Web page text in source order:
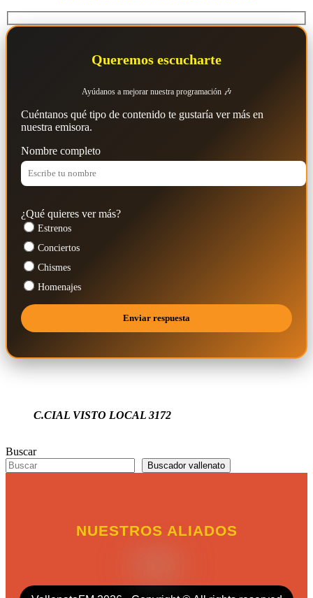
Queremos escucharte
Ayúdanos a mejorar nuestra programación 🎶
Cuéntanos qué tipo de contenido te gustaría ver más en
nuestra emisora.
Nombre completo
¿Qué quieres ver más?
Estrenos
Conciertos
Chismes
Homenajes
C.CIAL VISTO LOCAL 3172
Buscar
Buscador vallenato
NUESTROS ALIADOS